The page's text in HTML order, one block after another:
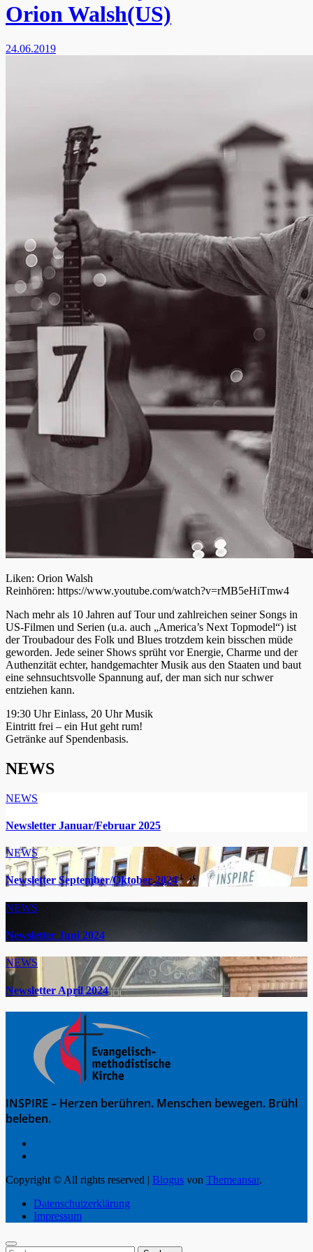
Orion Walsh(US)
24.06.2019
Liken: Orion Walsh
Reinhören: https://www.youtube.com/watch?v=rMB5eHiTmw4
Nach mehr als 10 Jahren auf Tour und zahlreichen seiner Songs in
US-Filmen und Serien (u.a. auch „America’s Next Topmodel“) ist
der Troubadour des Folk und Blues trotzdem kein bisschen müde
geworden. Jede seiner Shows sprüht vor Energie, Charme und der
Authenzität echter, handgemachter Musik aus den Staaten und baut
eine sehnsuchtsvolle Spannung auf, der man sich nur schwer
entziehen kann.
19:30 Uhr Einlass, 20 Uhr Musik
Eintritt frei – ein Hut geht rum!
Getränke auf Spendenbasis.
NEWS
NEWS
Newsletter Januar/Februar 2025
NEWS
Newsletter September/Oktober 2024
NEWS
Newsletter Juni 2024
NEWS
Newsletter April 2024
INSPIRE – Herzen berühren. Menschen bewegen. Brühl
beleben.
Copyright © All rights reserved | Blogus von Themeansar.
Datenschutzerklärung
Impressum